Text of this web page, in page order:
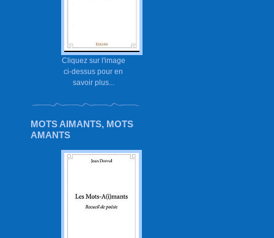
Cliquez sur l'image
ci-dessus pour en
savoir plus...
MOTS AIMANTS, MOTS
AMANTS